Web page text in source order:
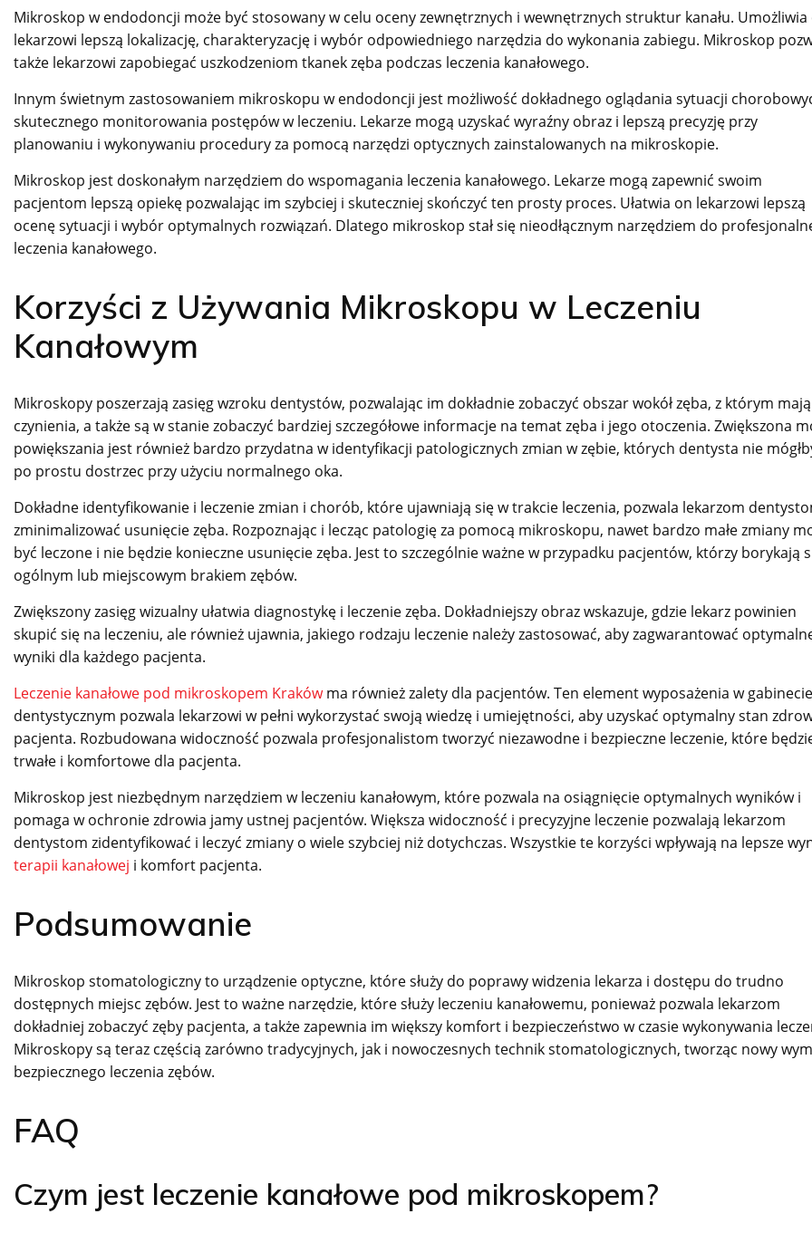
Mikroskop w endodoncji może być stosowany w celu oceny zewnętrznych i wewnętrznych struktur kanału. Umożliwia
lekarzowi lepszą lokalizację, charakteryzację i wybór odpowiedniego narzędzia do wykonania zabiegu. Mikroskop
także lekarzowi zapobiegać uszkodzeniom tkanek zęba podczas leczenia kanałowego.
Innym świetnym zastosowaniem mikroskopu w endodoncji jest możliwość dokładnego oglądania sytuacji
skutecznego monitorowania postępów w leczeniu. Lekarze mogą uzyskać wyraźny obraz i lepszą precyzję przy
planowaniu i wykonywaniu procedury za pomocą narzędzi optycznych zainstalowanych na mikroskopie.
Mikroskop jest doskonałym narzędziem do wspomagania leczenia kanałowego. Lekarze mogą zapewnić swoim
pacjentom lepszą opiekę pozwalając im szybciej i skuteczniej skończyć ten prosty proces. Ułatwia on lekarzowi lepszą
ocenę sytuacji i wybór optymalnych rozwiązań. Dlatego mikroskop stał się nieodłącznym narzędziem do
leczenia kanałowego.
Korzyści z Używania Mikroskopu w Leczeniu
Kanałowym
Mikroskopy poszerzają zasięg wzroku dentystów, pozwalając im dokładnie zobaczyć obszar wokół zęba, z którym
czynienia, a także są w stanie zobaczyć bardziej szczegółowe informacje na temat zęba i jego otoczenia. Zwiększona
powiększania jest również bardzo przydatna w identyfikacji patologicznych zmian w zębie, których dentysta nie
po prostu dostrzec przy użyciu normalnego oka.
Dokładne identyfikowanie i leczenie zmian i chorób, które ujawniają się w trakcie leczenia, pozwala lekarzom
zminimalizować usunięcie zęba. Rozpoznając i lecząc patologię za pomocą mikroskopu, nawet bardzo małe zmiany
być leczone i nie będzie konieczne usunięcie zęba. Jest to szczególnie ważne w przypadku pacjentów, którzy borykają
ogólnym lub miejscowym brakiem zębów.
Zwiększony zasięg wizualny ułatwia diagnostykę i leczenie zęba. Dokładniejszy obraz wskazuje, gdzie lekarz powinien
skupić się na leczeniu, ale również ujawnia, jakiego rodzaju leczenie należy zastosować, aby zagwarantować
wyniki dla każdego pacjenta.
Leczenie kanałowe pod mikroskopem Krakówma również zalety dla pacjentów. Ten element wyposażenia w gabinecie
dentystycznym pozwala lekarzowi w pełni wykorzystać swoją wiedzę i umiejętności, aby uzyskać optymalny stan
pacjenta. Rozbudowana widoczność pozwala profesjonalistom tworzyć niezawodne i bezpieczne leczenie, które
trwałe i komfortowe dla pacjenta.
Mikroskop jest niezbędnym narzędziem w leczeniu kanałowym, które pozwala na osiągnięcie optymalnych wyników i
pomaga w ochronie zdrowia jamy ustnej pacjentów. Większa widoczność i precyzyjne leczenie pozwalają lekarzom
dentystom zidentyfikować i leczyć zmiany o wiele szybciej niż dotychczas. Wszystkie te korzyści wpływają na lepsze
terapii kanałowej i komfort pacjenta.
Podsumowanie
Mikroskop stomatologiczny to urządzenie optyczne, które służy do poprawy widzenia lekarza i dostępu do trudno
dostępnych miejsc zębów. Jest to ważne narzędzie, które służy leczeniu kanałowemu, ponieważ pozwala lekarzom
dokładniej zobaczyć zęby pacjenta, a także zapewnia im większy komfort i bezpieczeństwo w czasie wykonywania
Mikroskopy są teraz częścią zarówno tradycyjnych, jak i nowoczesnych technik stomatologicznych, tworząc nowy
bezpiecznego leczenia zębów.
FAQ
Czym jest leczenie kanałowe pod mikroskopem?